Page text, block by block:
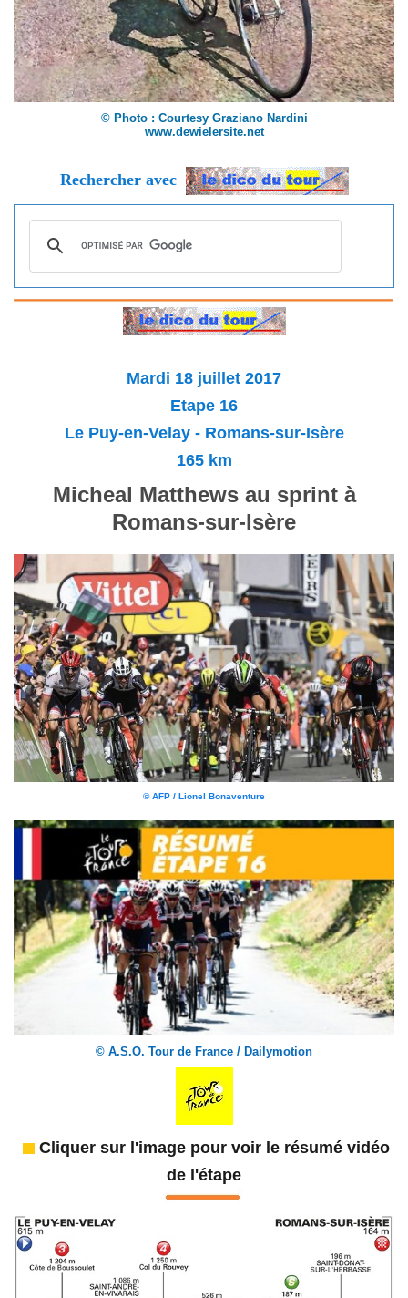
© Photo : Courtesy Graziano Nardini
www.dewielersite.net
Rechercher avec
Mardi 18 juillet 2017
Etape 16
Le Puy-en-Velay - Romans-sur-Isère
165km
Micheal Matthews au sprint à
Romans-sur-Isère
© AFP / Lionel Bonaventure
© A.S.O. Tour de France / Dailymotion
Cliquer sur l'image pour voir le résumé vidéo
de l'étape